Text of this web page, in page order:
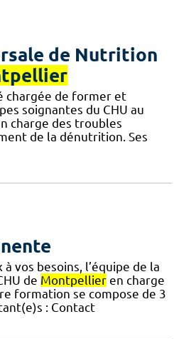
de Nutrition
chargée de former et
soignantes du CHU au
charge des troubles
de la dénutrition. Ses
vos besoins, l’équipe de la
de Montpellier en charge
formation se compose de 3
: Contact